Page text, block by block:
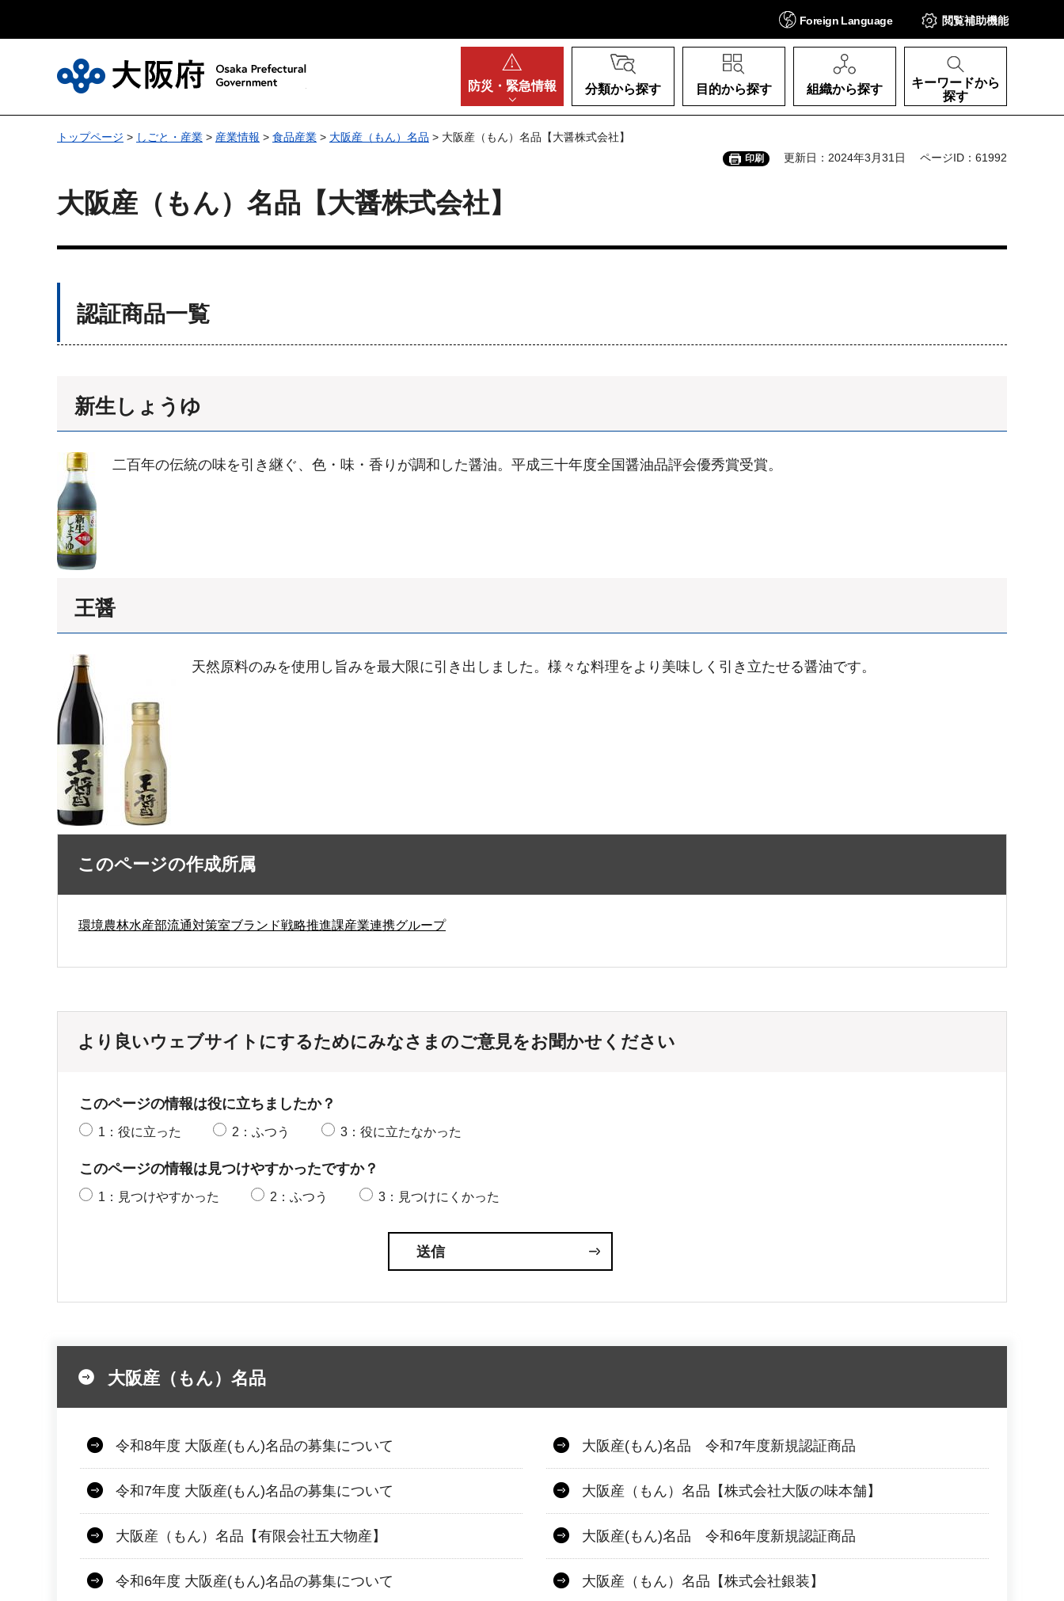
Foreign Language 閲覧補助機能
防災・ 緊急情報 分類から探す 目的から探す 組織から探す
キーワードから
探す
トップページ > しごと・産業 > 産業情報 > 食品産業 > 大阪産（もん）名品 > 大阪産（もん）名品【大醤株式会社】
印刷 更新日：2024年3月31日 ページID：61992
大阪産（もん）名品【大醤株式会社】
認証商品一覧
新生しょうゆ
二百年の伝統の味を引き継ぐ、色・味・香りが調和した醤油。平成三十年度全国醤油品評会優秀賞受賞。
王醤
天然原料のみを使用し旨みを最大限に引き出しました。様々な料理をより美味しく引き立たせる醤油です。
このページの作成所属
環境農林水産部流通対策室ブランド戦略推進課産業連携グループ
より良いウェブサイトにするためにみなさまのご意見をお聞かせください
このページの情報は役に立ちましたか？
1：役に立った 2：ふつう 3：役に立たなかった
このページの情報は見つけやすかったですか？
1：見つけやすかった 2：ふつう 3：見つけにくかった
大阪産（もん）名品
令和8年度 大阪産(もん)名品の募集について 大阪産(もん)名品 令和7年度新規認証商品
令和7年度 大阪産(もん)名品の募集について 大阪産（もん）名品【株式会社大阪の味本舗】
大阪産（もん）名品【有限会社五大物産】 大阪産(もん)名品 令和6年度新規認証商品
令和6年度 大阪産(もん)名品の募集について 大阪産（もん）名品【株式会社銀装】